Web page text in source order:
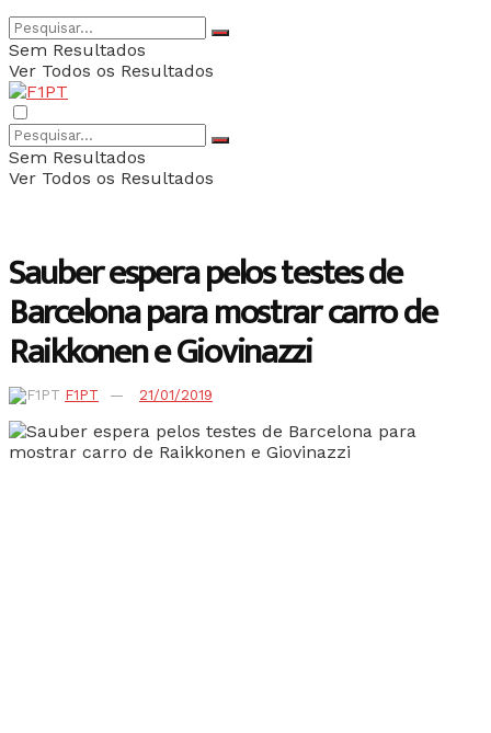
Sem Resultados
Ver Todos os Resultados
Sem Resultados
Ver Todos os Resultados
Sauber espera pelos testes de
Barcelona para mostrar carro de
Raikkonen e Giovinazzi
F1PT 21/01/2019